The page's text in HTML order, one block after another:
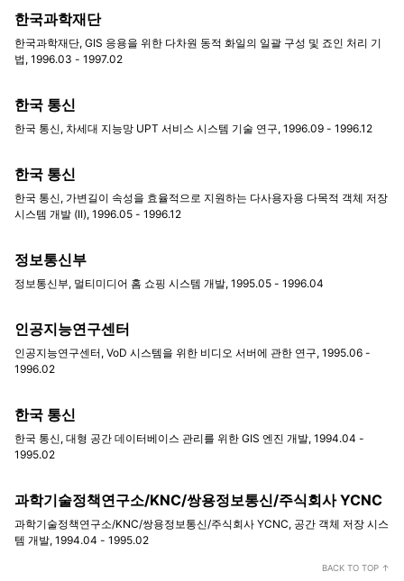
한국과학재단
한국과학재단, GIS 응용을 위한 다차원 동적 화일의 일괄 구성 및 죠인 처리 기
법, 1996.03 - 1997.02
한국 통신
한국 통신, 차세대 지능망 UPT 서비스 시스템 기술 연구, 1996.09 - 1996.12
한국 통신
한국 통신, 가변길이 속성을 효율적으로 지원하는 다사용자용 다목적 객체 저장
시스템 개발 (II), 1996.05 - 1996.12
정보통신부
정보통신부, 멀티미디어 홈 쇼핑 시스템 개발, 1995.05 - 1996.04
인공지능연구센터
인공지능연구센터, VoD 시스템을 위한 비디오 서버에 관한 연구, 1995.06 -
1996.02
한국 통신
한국 통신, 대형 공간 데이터베이스 관리를 위한 GIS 엔진 개발, 1994.04 -
1995.02
과학기술정책연구소/KNC/쌍용정보통신/주식회사 YCNC
과학기술정책연구소/KNC/쌍용정보통신/주식회사 YCNC, 공간 객체 저장 시스
템 개발, 1994.04 - 1995.02
BACK TO TOP ↑